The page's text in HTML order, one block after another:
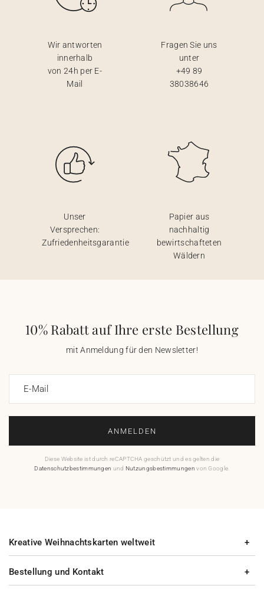
Wir antworten
innerhalb
von 24h per E-
Mail
Fragen Sie uns
unter
+49 89
38038646
Unser
Versprechen:
Zufriedenheitsgarantie
Papier aus
nachhaltig
bewirtschafteten
Wäldern
10% Rabatt auf Ihre erste Bestellung
mit Anmeldung für den Newsletter!
E-Mail
ANMELDEN
Diese Website ist durch reCAPTCHA geschützt und es gelten die
Datenschutzbestimmungen und Nutzungsbestimmungen von Google.
Bestellung und Kontakt
Kreative Weihnachtskarten weltweit